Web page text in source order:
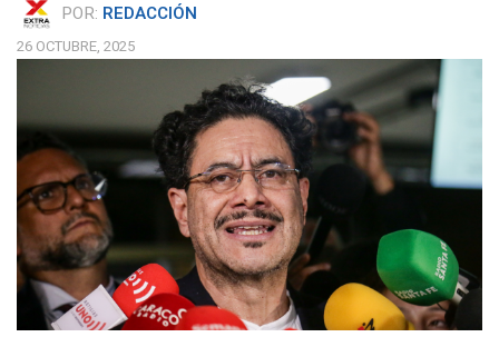
POR: REDACCIÓN
26 OCTUBRE, 2025